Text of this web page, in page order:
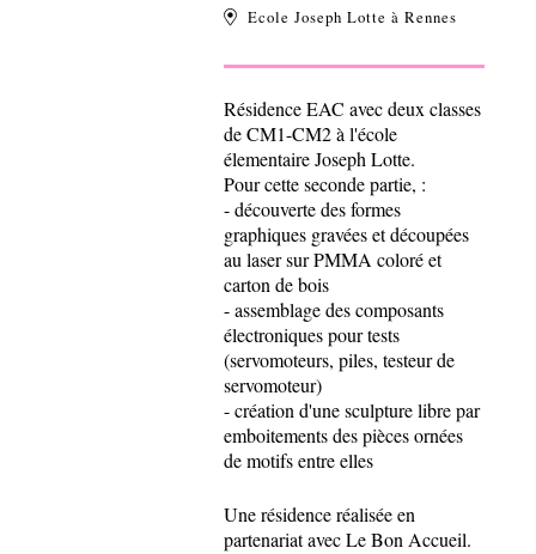
Ecole Joseph Lotte à Rennes
Résidence EAC avec deux classes
de CM1-CM2 à l'école
élementaire Joseph Lotte.
Pour cette seconde partie, :
- découverte des formes
graphiques gravées et découpées
au laser sur PMMA coloré et
carton de bois
- assemblage des composants
électroniques pour tests
(servomoteurs, piles, testeur de
servomoteur)
- création d'une sculpture libre par
emboitements des pièces ornées
de motifs entre elles
Une résidence réalisée en
partenariat avec Le Bon Accueil.